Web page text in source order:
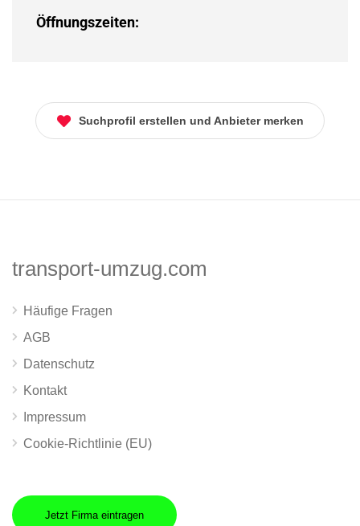
Öffnungszeiten:
Suchprofil erstellen und Anbieter merken
transport-umzug.com
Häufige Fragen
AGB
Datenschutz
Kontakt
Impressum
Cookie-Richtlinie (EU)
Jetzt Firma eintragen